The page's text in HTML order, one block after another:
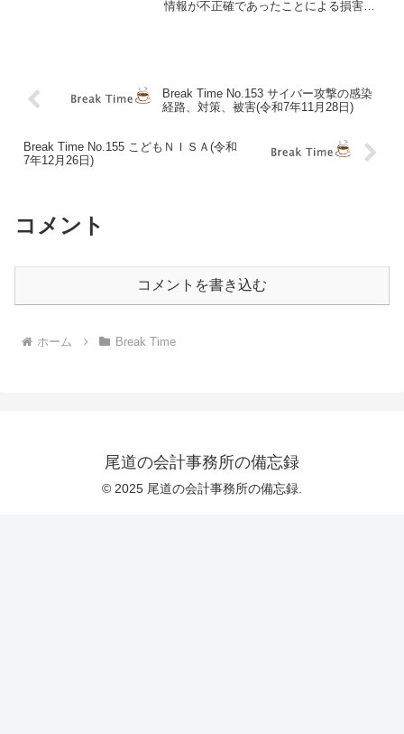
情報が不正確であったことによる損害に
Break Time No.153 サイバー攻撃の感染
経路、対策、被害(令和7年11月28日)
Break Time No.155 こどもＮＩＳＡ(令和
7年12月26日)
コメント
コメントを書き込む
ホーム Break Time
尾道の会計事務所の備忘録
© 2025 尾道の会計事務所の備忘録.